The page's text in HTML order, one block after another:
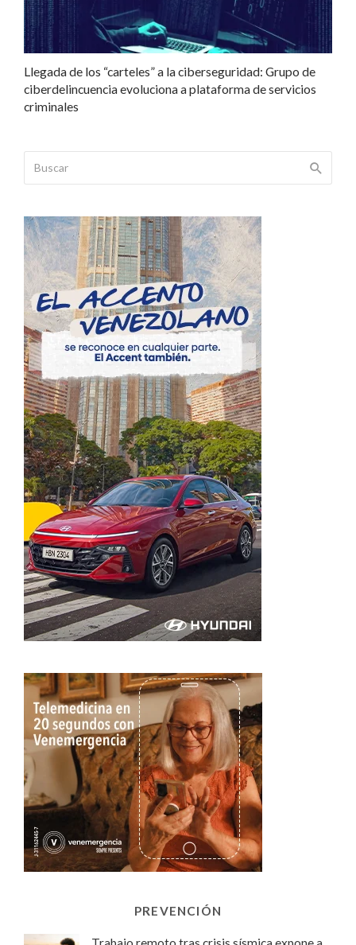
Llegada de los “carteles” a la ciberseguridad: Grupo de
ciberdelincuencia evoluciona a plataforma de servicios
criminales
PREVENCIÓN